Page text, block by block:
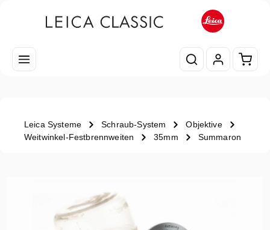
Leica Systeme Schraub-System
Objektive
Weitwinkel-Festbrennweiten
35mm Summaron